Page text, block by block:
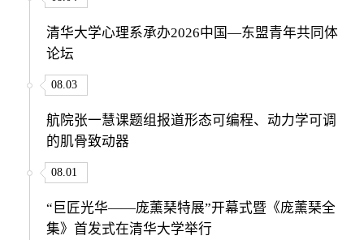
清华大学心理系承办2026中国—东盟青年共同体
论坛
08.03
航院张一慧课题组报道形态可编程、动力学可调
的肌骨致动器
08.01
“巨匠光华——庞薰琹特展”开幕式暨《庞薰琹全
集》首发式在清华大学举行